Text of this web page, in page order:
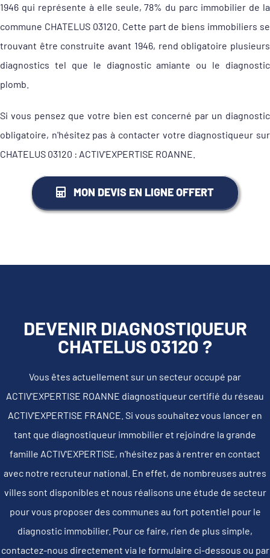
1946 qui représente à elle seule, 78% du parc immobilier de la
commune CHATELUS 03120. Cette part de biens immobiliers se
trouvant être construite avant 1946, rend obligatoire plusieurs
diagnostics tel que le diagnostic amiante ou le diagnostic
plomb.
Si vous pensez que votre bien est concerné par un diagnostic
obligatoire, n'hésitez pas à contacter votre diagnostiqueur sur
CHATELUS 03120 : ACTIV'EXPERTISE ROANNE.
MON DEVIS EN LIGNE OFFERT
DEVENIR DIAGNOSTIQUEUR
CHATELUS 03120 ?
Vous êtes actuellement sur un secteur occupé par
ACTIV'EXPERTISE ROANNE diagnostiqueur certifié du réseau
ACTIV'EXPERTISE FRANCE. Si vous souhaitez vous lancer en
tant que diagnostiqueur immobilier et rejoindre la grande
famille ACTIV'EXPERTISE, n'hésitez pas à rentrer en contact
avec notre recruteur national. En effet, de nombreuses autres
villes sont disponibles et nous réalisons une étude de secteur
pour vous proposer des communes au fort potentiel pour le
diagnostic immobilier. Pour ce faire, rien de plus simple,
contactez-nous directement via le formulaire ci-dessous ou par